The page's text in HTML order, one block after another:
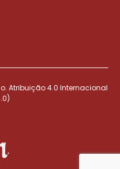
Atribuição 4.0 Internacional